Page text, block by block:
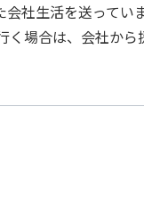
社生活を送っていま
場合は、会社から